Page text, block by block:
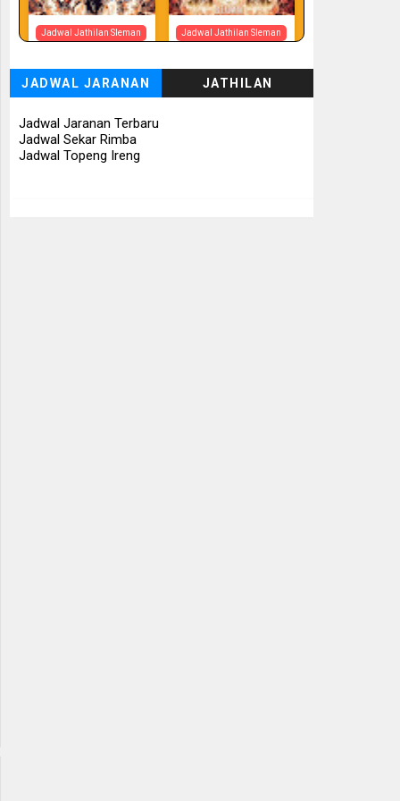
Jadwal Jathilan Sleman
📅 Besok (7/8)
Jadwal Jathilan Sleman
Tunggul Rukun
📅 Besok (7/8)
JADWAL JARANAN JATHILAN
Jadwal Jaranan Terbaru
Jadwal Sekar Rimba
Jadwal Topeng Ireng